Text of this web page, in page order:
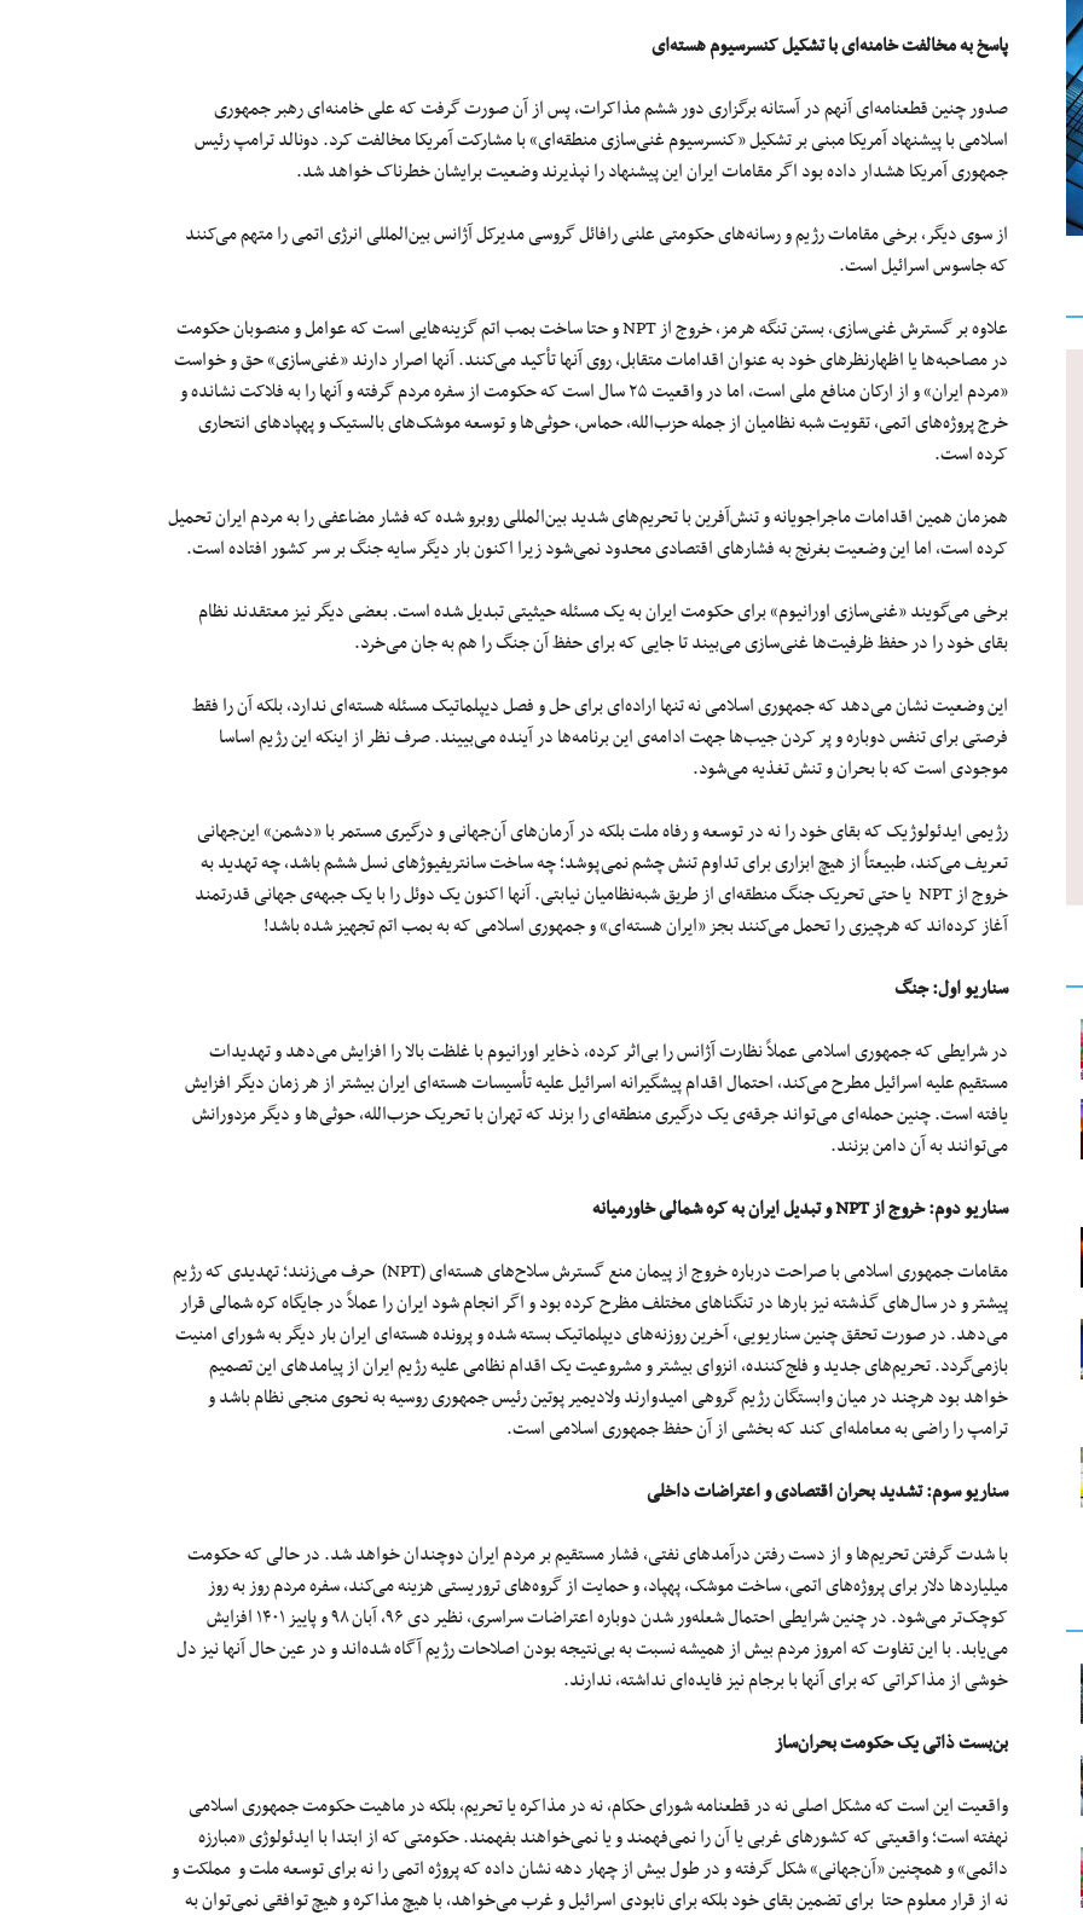
پاسخ به مخالفت خامنه‌ای با تشکیل کنسرسیوم هسته‌ای
صدور چنین قطعنامه‌ای آنهم در آستانه برگزاری دور ششم مذاکرات، پس از آن صورت گرفت که علی خامنه‌ای رهبر جمهوری
اسلامی با پیشنهاد آمریکا مبنی بر تشکیل «کنسرسیوم غنی‌سازی منطقه‌ای» با مشارکت آمریکا مخالفت کرد. دونالد ترامپ رئیس
جمهوری آمریکا هشدار داده بود اگر مقامات ایران این پیشنهاد را نپذیرند وضعیت برایشان خطرناک خواهد شد.
از سوی دیگر، برخی مقامات رژیم و رسانه‌های حکومتی علنی رافائل گروسی مدیرکل آژانس بین‌المللی انرژی اتمی را متهم می‌کنند
که جاسوس اسرائیل است.
علاوه بر گسترش غنی‌سازی، بستن تنگه هرمز، خروج از NPT و حتا ساخت بمب اتم گزینه‌هایی است که عوامل و منصوبان حکومت
در مصاحبه‌ها یا اظهارنظرهای خود به عنوان اقدامات متقابل، روی آنها تأکید می‌کنند. آنها اصرار دارند «غنی‌سازی» حق و خواست
«مردم ایران» و از ارکان منافع ملی است، اما در واقعیت ۲۵ سال است که حکومت از سفره مردم گرفته و آنها را به فلاکت نشانده و
خرج پروژه‌های اتمی، تقویت شبه نظامیان از جمله حزب‌الله، حماس، حوثی‌ها و توسعه موشک‌های بالستیک و پهپادهای انتحاری
کرده است.
همزمان همین اقدامات ماجراجویانه و تنش‌آفرین با تحریم‌های شدید بین‌المللی روبرو شده که فشار مضاعفی را به مردم ایران تحمیل
کرده است، اما این وضعیت بغرنج به فشارهای اقتصادی محدود نمی‌شود زیرا اکنون بار دیگر سایه جنگ بر سر کشور افتاده است.
برخی می‌گویند «غنی‌سازی اورانیوم» برای حکومت ایران به یک مسئله حیثیتی تبدیل شده است. بعضی دیگر نیز معتقدند نظام
بقای خود را در حفظ ظرفیت‌ها غنی‌سازی می‌بیند تا جایی که برای حفظ آن جنگ را هم به جان می‌خرد.
این وضعیت نشان می‌دهد که جمهوری اسلامی نه تنها اراده‌ای برای حل ‌و فصل دیپلماتیک مسئله هسته‌ای ندارد، بلکه آن را فقط
فرصتی برای تنفس دوباره و پر کردن جیب‌ها جهت ادامه‌ی این برنامه‌ها در آینده می‌بییند. صرف نظر از اینکه این رژیم اساسا
موجودی است که با بحران و تنش تغذیه می‌شود.
رژیمی ایدئولوژیک که بقای خود را نه در توسعه و رفاه ملت بلکه در آرمان‌های آن‌جهانی و درگیری مستمر با «دشمن» این‌جهانی
تعریف می‌کند، طبیعتاً از هیچ ابزاری برای تداوم تنش چشم نمی‌پوشد؛ چه ساخت سانتریفیوژهای نسل ششم باشد، چه تهدید به
خروج از NPT یا حتی تحریک جنگ منطقه‌ای از طریق شبه‌نظامیان نیابتی. آنها اکنون یک دوئل را با یک جبهه‌ی جهانی قدرتمند
آغاز کرده‌اند که هرچیزی را تحمل می‌کنند بجز «ایران هسته‌ای» و جمهوری اسلامی که به بمب اتم تجهیز شده باشد!
سناریو اول: جنگ
در شرایطی که جمهوری اسلامی عملاً نظارت آژانس را بی‌اثر کرده، ذخایر اورانیوم با غلظت بالا را افزایش می‌دهد و تهدیدات
مستقیم علیه اسرائیل مطرح می‌کند، احتمال اقدام پیشگیرانه اسرائیل علیه تأسیسات هسته‌ای ایران بیشتر از هر زمان دیگر افزایش
یافته است. چنین حمله‌ای می‌تواند جرقه‌ی یک درگیری منطقه‌ای را بزند که تهران با تحریک حزب‌الله، حوثی‌ها و دیگر مزدورانش
می‌توانند به آن دامن بزنند.
سناریو دوم: خروج ازNPT
و تبدیل ایران به کره‌ شمالی خاورمیانه
مقامات جمهوری اسلامی با صراحت درباره خروج از پیمان منع گسترش سلاح‌های هسته‌ای (NPT) حرف می‌زنند؛ تهدیدی که رژیم
پیشتر و در سال‌های گذشته نیز بارها در تنگناهای مختلف مظرح کرده بود و اگر انجام شود ایران را عملاً در جایگاه کره شمالی قرار
می‌دهد. در صورت تحقق چنین سناریویی، آخرین روزنه‌های دیپلماتیک بسته شده و پرونده هسته‌ای ایران بار دیگر به شورای امنیت
بازمی‌گردد. تحریم‌های جدید و فلج‌کننده، انزوای بیشتر و مشروعیت‌ یک اقدام نظامی علیه رژیم ایران از پیامدهای این تصمیم
خواهد بود هرچند در میان وابستگان رژیم گروهی امیدوارند ولادیمیر پوتین رئیس جمهوری روسیه به نحوی منجی نظام باشد و
ترامپ را راضی به معامله‌ای کند که بخشی از آن حفظ جمهوری اسلامی است.
سناریو سوم: تشدید بحران اقتصادی و اعتراضات داخلی
با شدت‌ گرفتن تحریم‌ها و از دست رفتن درآمدهای نفتی، فشار مستقیم بر مردم ایران دوچندان خواهد شد. در حالی که حکومت
میلیاردها دلار برای پروژه‌های اتمی، ساخت موشک، پهپاد، و حمایت از گروه‌های تروریستی هزینه می‌کند، سفره مردم روز به ‌روز
کوچک‌تر می‌شود. در چنین شرایطی احتمال شعله‌ور شدن دوباره اعتراضات سراسری، نظیر دی ۹۶، آبان ۹۸ و پاییز ۱۴۰۱ افزایش
می‌یابد. با این تفاوت که امروز مردم بیش از همیشه نسبت به بی‌نتیجه بودن اصلاحات رژیم آگاه شده‌اند و در عین حال آنها نیز دل
خوشی از مذاکراتی که برای آنها با برجام نیز فایده‌ای نداشته، ندارند.
بن‌بست ذاتی یک حکومت بحران‌ساز
واقعیت این است که مشکل اصلی نه در قطعنامه شورای حکام، نه در مذاکره یا تحریم، بلکه در ماهیت حکومت جمهوری اسلامی
نهفته است؛ واقعیتی که کشورهای غربی یا آن را نمی‌فهمند و یا نمی‌خواهند بفهمند. حکومتی که از ابتدا با ایدئولوژی «مبارزه
دائمی» و همچنین «آن‌جهانی» شکل گرفته و در طول بیش از چهار دهه نشان داده که پروژه اتمی را نه برای توسعه ملت و مملکت و
نه از قرار معلوم حتا برای تضمین بقای خود بلکه برای نابودی اسرائیل و غرب می‌خواهد، با هیچ مذاکره‌ و هیچ توافقی نمی‌توان به